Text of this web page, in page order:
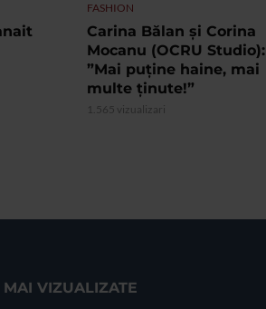
FASHION
Carina Bălan și Corina
Mocanu (OCRU Studio):
”Mai puține haine, mai
multe ținute!”
1.565 vizualizari
MAI VIZUALIZATE